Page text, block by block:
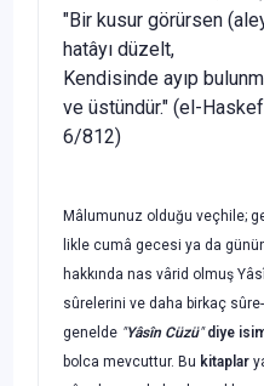
"Bir kusur görürsen
hatâyı düzelt,
Kendisinde ayıp
ve üstündür." (el-
6/812)
Mâlumunuz olduğu veçhile;
likle cumâ gecesi ya da
hakkında nas vârid olmuş
sûrelerini ve daha birkaç
genelde "Yâsîn Cüzü"diye
bolca mevcuttur. Bu kitaplar